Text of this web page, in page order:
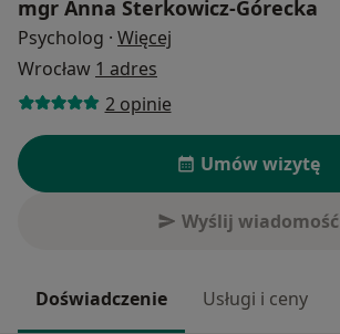
mgr Anna Sterkowicz-Górecka
Psycholog · Więcej
Wrocław 1 adres
2 opinie
Umów wizytę
Wyślij wiadomość
Doświadczenie Usługi i ceny